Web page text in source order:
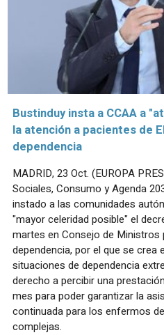
Bustinduy insta a CCAA a
la atención a pacientes de
dependencia
MADRID, 23 Oct. (EUROPA
Sociales, Consumo y Agenda
instado a las comunidades
"mayor celeridad posible" el
martes en Consejo de
dependencia, por el que se crea
situaciones de dependencia
derecho a percibir una
mes para poder garantizar la
continuada para los enfermos
complejas.